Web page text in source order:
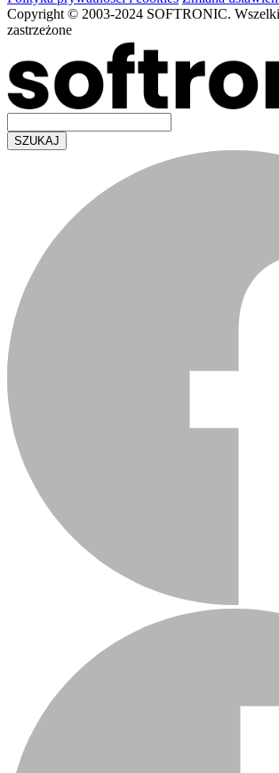
Copyright © 2003-2024 SOFTRONIC.
zastrzeżone